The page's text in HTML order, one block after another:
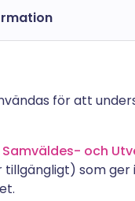
för att
och
tillgängligt) som